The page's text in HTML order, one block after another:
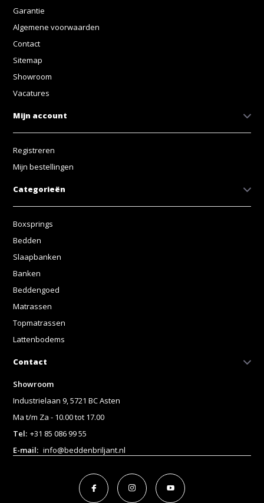
Garantie
Algemene voorwaarden
Contact
Sitemap
Showroom
Vacatures
Mijn account
Registreren
Mijn bestellingen
Categorieën
Boxsprings
Bedden
Slaapbanken
Banken
Beddengoed
Matrassen
Topmatrassen
Lattenbodems
Contact
Showroom
Industrielaan 9, 5721 BC Asten
Ma t/m Za - 10.00 tot 17.00
Tel: +31 85 086 99 55
E-mail: info@beddenbriljant.nl